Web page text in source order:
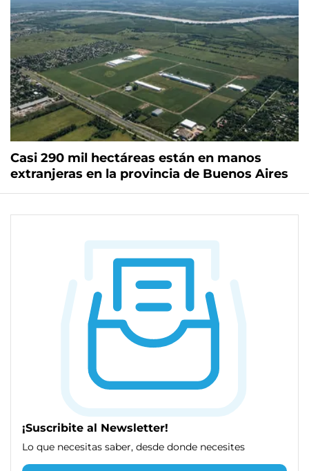
Casi 290 mil hectáreas están en manos
extranjeras en la provincia de Buenos Aires
¡Suscribite al Newsletter!
Lo que necesitas saber, desde donde necesites